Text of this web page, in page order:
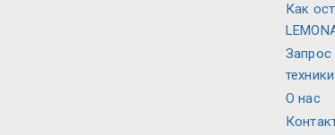
Как
Запрос
техники
О нас